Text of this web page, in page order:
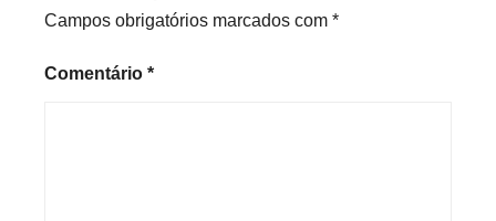
Campos obrigatórios marcados com *
Comentário *